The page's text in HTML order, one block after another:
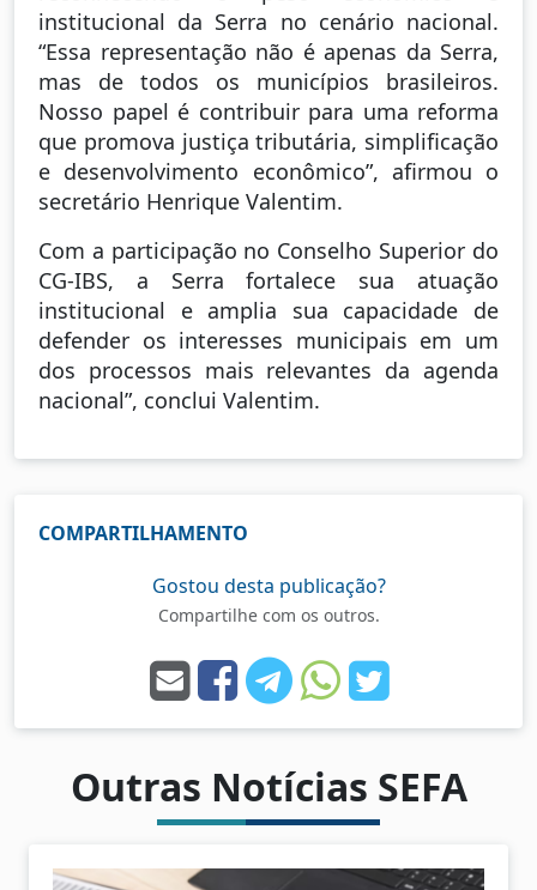
institucional da Serra no cenário nacional.
“Essa representação não é apenas da Serra,
mas de todos os municípios brasileiros.
Nosso papel é contribuir para uma reforma
que promova justiça tributária, simplificação
e desenvolvimento econômico”, afirmou o
secretário Henrique Valentim.
Com a participação no Conselho Superior do
CG-IBS, a Serra fortalece sua atuação
institucional e amplia sua capacidade de
defender os interesses municipais em um
dos processos mais relevantes da agenda
nacional”, conclui Valentim.
COMPARTILHAMENTO
Gostou desta publicação?
Compartilhe com os outros.
Outras Notícias SEFA